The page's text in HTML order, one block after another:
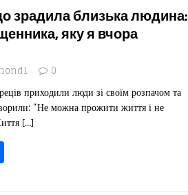
ит
ис
я
зрадила близька людина:
яку я вчора
0
приходили люди зі своїм розпачом та
“Не можна прожити життя і не
[…]